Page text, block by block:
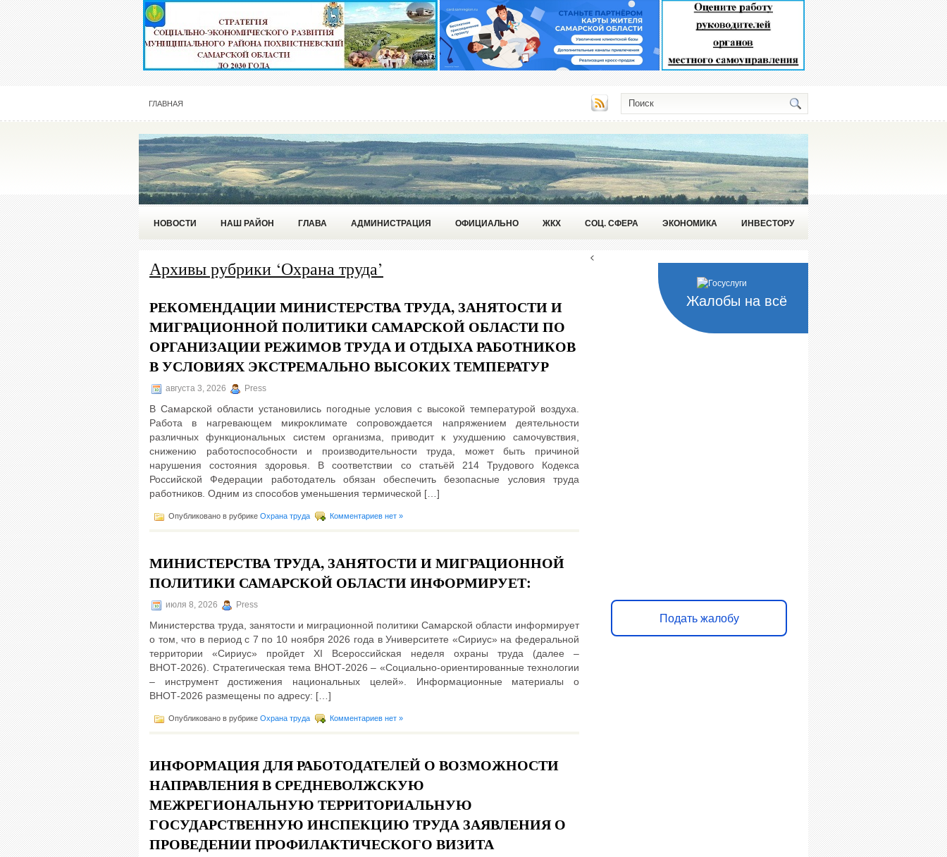
ГЛАВНАЯ
НОВОСТИ НАШ РАЙОН ГЛАВА АДМИНИСТРАЦИЯ ОФИЦИАЛЬНО ЖКХ СОЦ. СФЕРА ЭКОНОМИКА ИНВЕСТОРУ
Архивы рубрики ‘Охрана труда’
РЕКОМЕНДАЦИИ МИНИСТЕРСТВА ТРУДА, ЗАНЯТОСТИ И
МИГРАЦИОННОЙ ПОЛИТИКИ САМАРСКОЙ ОБЛАСТИ ПО
ОРГАНИЗАЦИИ РЕЖИМОВ ТРУДА И ОТДЫХА РАБОТНИКОВ
В УСЛОВИЯХ ЭКСТРЕМАЛЬНО ВЫСОКИХ ТЕМПЕРАТУР
августа 3, 2026 Press
В Самарской области установились погодные условия с высокой температурой воздуха.
Работа в нагревающем микроклимате сопровождается напряжением деятельности
различных функциональных систем организма, приводит к ухудшению самочувствия,
снижению работоспособности и производительности труда, может быть причиной
нарушения состояния здоровья. В соответствии со статьёй 214 Трудового Кодекса
Российской Федерации работодатель обязан обеспечить безопасные условия труда
работников. Одним из способов уменьшения термической […]
Опубликовано в рубрике Охрана труда Комментариев нет »
МИНИСТЕРСТВА ТРУДА, ЗАНЯТОСТИ И МИГРАЦИОННОЙ
ПОЛИТИКИ САМАРСКОЙ ОБЛАСТИ ИНФОРМИРУЕТ:
июля 8, 2026 Press
Министерства труда, занятости и миграционной политики Самарской области информирует
о том, что в период с 7 по 10 ноября 2026 года в Университете «Сириус» на федеральной
территории «Сириус» пройдет XI Всероссийская неделя охраны труда (далее –
ВНОТ-2026). Стратегическая тема ВНОТ-2026 – «Социально-ориентированные технологии
– инструмент достижения национальных целей». Информационные материалы о
ВНОТ-2026 размещены по адресу: […]
Опубликовано в рубрике Охрана труда Комментариев нет »
ИНФОРМАЦИЯ ДЛЯ РАБОТОДАТЕЛЕЙ О ВОЗМОЖНОСТИ
НАПРАВЛЕНИЯ В СРЕДНЕВОЛЖСКУЮ
МЕЖРЕГИОНАЛЬНУЮ ТЕРРИТОРИАЛЬНУЮ
ГОСУДАРСТВЕННУЮ ИНСПЕКЦИЮ ТРУДА ЗАЯВЛЕНИЯ О
ПРОВЕДЕНИИ ПРОФИЛАКТИЧЕСКОГО ВИЗИТА
<
Жалобы на всё
Подать жалобу